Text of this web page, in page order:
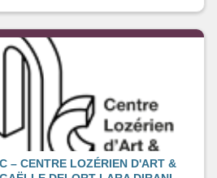
– CENTRE LOZÉRIEN D'ART &